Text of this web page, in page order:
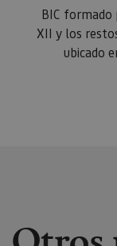
BIC formado
XII y los
ubicado